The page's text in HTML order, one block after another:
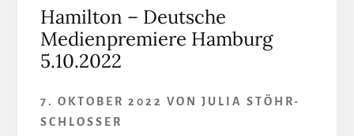
Hamilton – Deutsche
Medienpremiere Hamburg
5.10.2022
7. OKTOBER 2022 VON JULIA STÖHR-
SCHLOSSER